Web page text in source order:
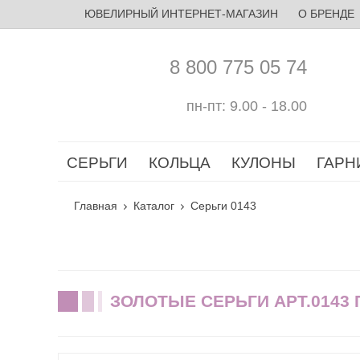
ЮВЕЛИРНЫЙ ИНТЕРНЕТ-МАГАЗИН О БРЕНДЕ
8 800 775 05 74
пн-пт: 9.00 - 18.00
СЕРЬГИ КОЛЬЦА КУЛОНЫ
Главная Каталог Серьги 0143
ЗОЛОТЫЕ СЕРЬГИ АРТ.0143